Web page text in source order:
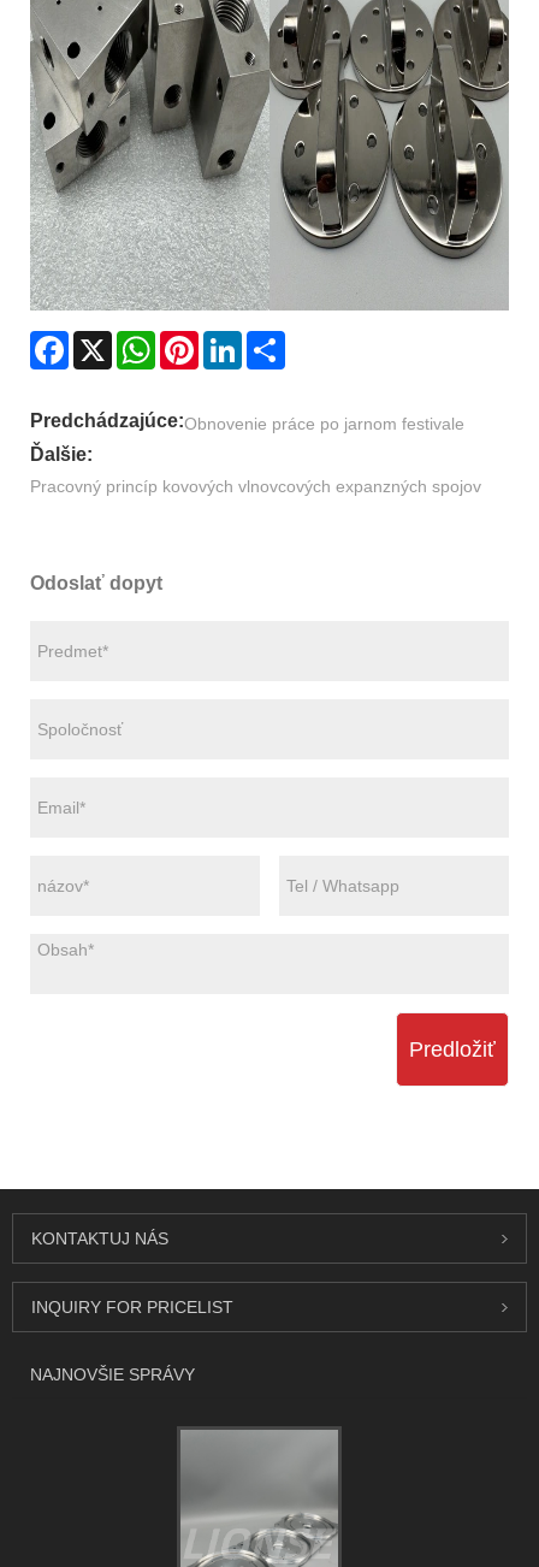
Facebook
X WhatsAppPinterestLinkedIn
Predchádzajúce:Obnovenie práce po jarnom festivale
Ďalšie:
Pracovný princíp kovových vlnovcových expanzných spojov
Odoslať dopyt
Predložiť
KONTAKTUJ NÁS
INQUIRY FOR PRICELIST
NAJNOVŠIE SPRÁVY